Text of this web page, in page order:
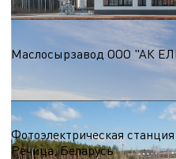
Пищевая промышленность
Маслосырзавод ООО "АК
Солнечные электростанции
Фотоэлектрическая
Речица, Беларусь